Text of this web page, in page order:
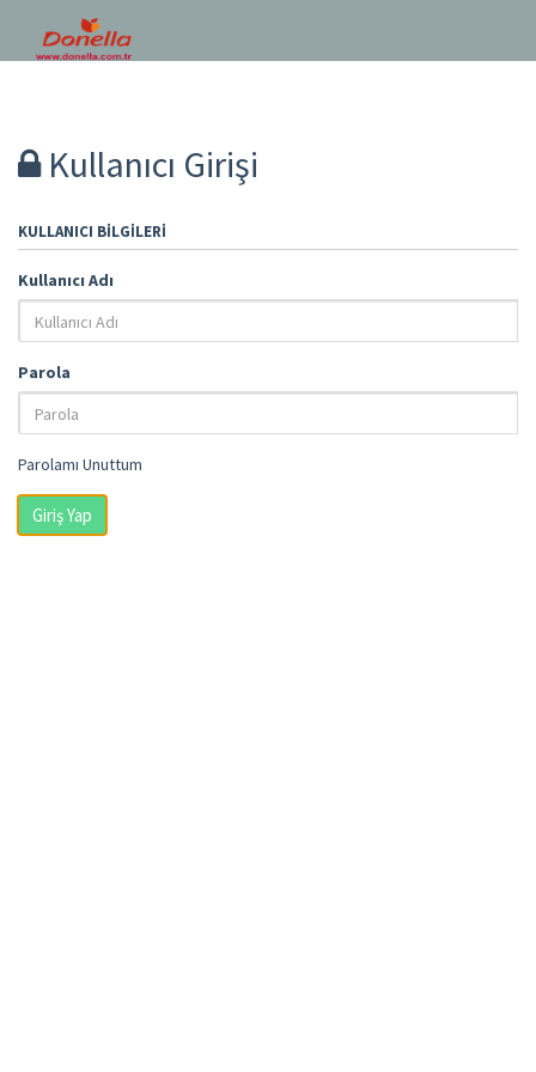
Kullanıcı Girişi
KULLANICI BILGILERI
Kullanıcı Adı
Parola
Parolamı Unuttum